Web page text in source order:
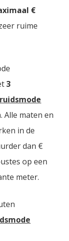
€
ruime
3
Alle maten en
in de
dan €
op een
meter.